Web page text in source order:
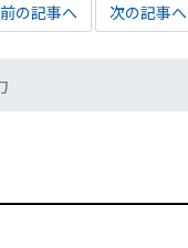
前の記事へ 次の記事へ